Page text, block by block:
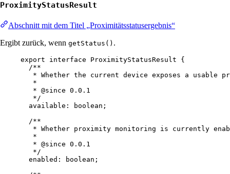
ProximityStatusResult
Abschnitt mit dem Titel „Proximitätsstatusergebnis“
Ergibt zurück, wenn getStatus() .
export interface ProximityStatusResult {
/**
* Whether the current device exposes a usable
*
* @since 0.0.1
*/
available : boolean ;
/**
* Whether proximity monitoring is currently
*
* @since 0.0.1
*/
enabled : boolean ;